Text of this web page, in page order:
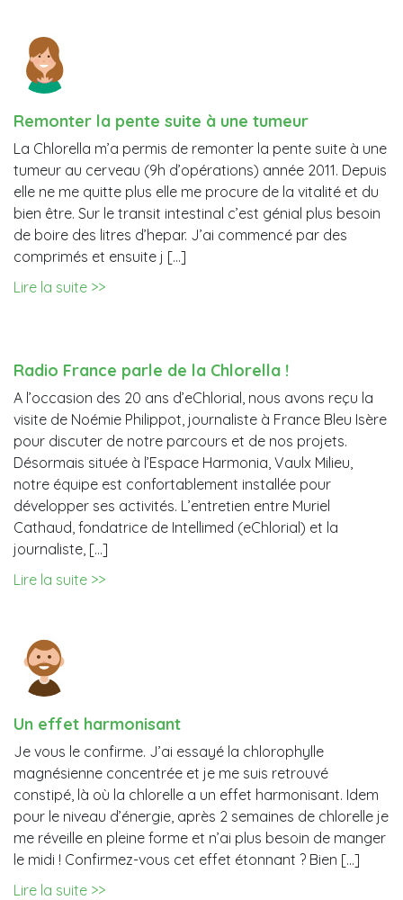
Remonter la pente suite à une tumeur
La Chlorella m’a permis de remonter la pente suite à une
tumeur au cerveau (9h d’opérations) année 2011. Depuis
elle ne me quitte plus elle me procure de la vitalité et du
bien être. Sur le transit intestinal c’est génial plus besoin
de boire des litres d’hepar. J’ai commencé par des
comprimés et ensuite j […]
Lire la suite >>
Radio France parle de la Chlorella !
A l’occasion des 20 ans d’eChlorial, nous avons reçu la
visite de Noémie Philippot, journaliste à France Bleu Isère
pour discuter de notre parcours et de nos projets.
Désormais située à l’Espace Harmonia, Vaulx Milieu,
notre équipe est confortablement installée pour
développer ses activités. L’entretien entre Muriel
Cathaud, fondatrice de Intellimed (eChlorial) et la
journaliste, […]
Lire la suite >>
Un effet harmonisant
Je vous le confirme. J’ai essayé la chlorophylle
magnésienne concentrée et je me suis retrouvé
constipé, là où la chlorelle a un effet harmonisant. Idem
pour le niveau d’énergie, après 2 semaines de chlorelle je
me réveille en pleine forme et n’ai plus besoin de manger
le midi ! Confirmez-vous cet effet étonnant ? Bien […]
Lire la suite >>